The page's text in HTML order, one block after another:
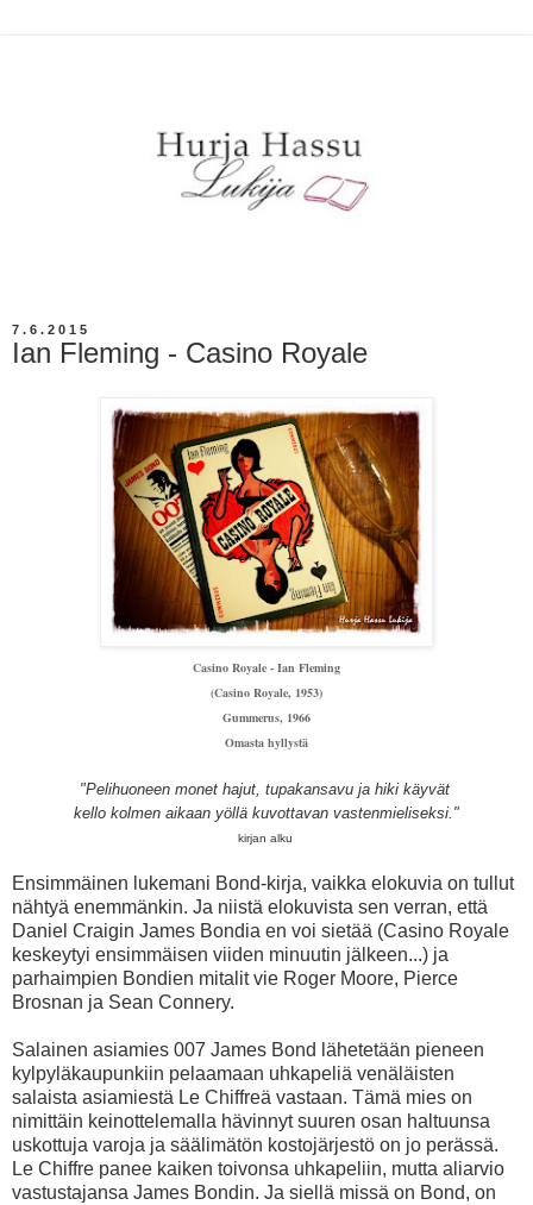
7.6.2015
Ian Fleming - Casino Royale
Casino Royale - Ian Fleming
(Casino Royale, 1953)
Gummerus, 1966
Omasta hyllystä
"Pelihuoneen monet hajut, tupakansavu ja hiki käyvät
kello kolmen aikaan yöllä kuvottavan vastenmieliseksi."
kirjan alku
Ensimmäinen lukemani Bond-kirja, vaikka elokuvia on tullut
nähtyä enemmänkin. Ja niistä elokuvista sen verran, että
Daniel Craigin James Bondia en voi sietää (Casino Royale
keskeytyi ensimmäisen viiden minuutin jälkeen...) ja
parhaimpien Bondien mitalit vie Roger Moore, Pierce
Brosnan ja Sean Connery.
Salainen asiamies 007 James Bond lähetetään pieneen
kylpyläkaupunkiin pelaamaan uhkapeliä venäläisten
salaista asiamiestä Le Chiffreä vastaan. Tämä mies on
nimittäin keinottelemalla hävinnyt suuren osan haltuunsa
uskottuja varoja ja säälimätön kostojärjestö on jo perässä.
Le Chiffre panee kaiken toivonsa uhkapeliin, mutta aliarvio
vastustajansa James Bondin. Ja siellä missä on Bond, on